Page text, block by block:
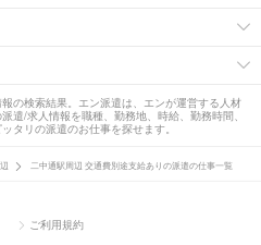
の検索結果。エン派遣は、エンが運営する人材
遣/求人情報を職種、勤務地、時給、勤務時間、
タリの派遣のお仕事を探せます。
二中通駅周辺 交通費別途支給ありの派遣の仕事一覧
ご利用規約